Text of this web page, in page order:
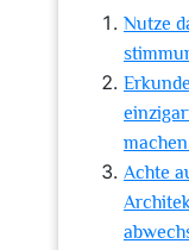
Nutze
Achte